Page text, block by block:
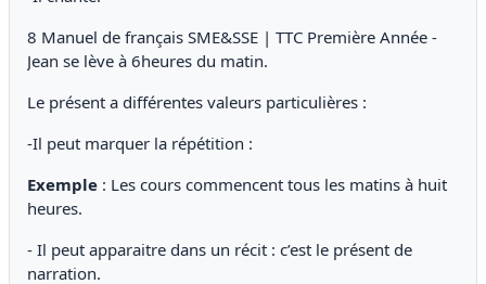
8 Manuel de français SME&SSE | TTC Première Année -
Jean se lève à 6heures du matin.
Le présent a différentes valeurs particulières :
-Il peut marquer la répétition :
Exemple : Les cours commencent tous les matins à huit
heures.
- Il peut apparaitre dans un récit : c’est le présent de
narration.